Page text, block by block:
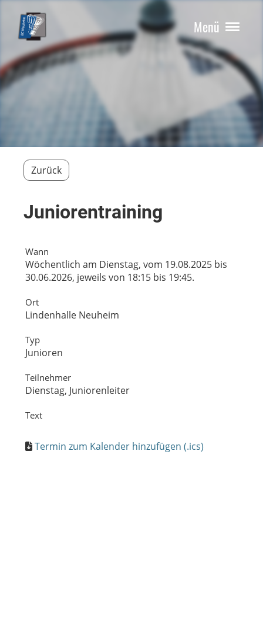
Menü
Zurück
Juniorentraining
Wann
Wöchentlich am Dienstag, vom 19.08.2025 bis
30.06.2026, jeweils von 18:15 bis 19:45.
Ort
Lindenhalle Neuheim
Typ
Junioren
Teilnehmer
Dienstag, Juniorenleiter
Text
Termin zum Kalender hinzufügen (.ics)